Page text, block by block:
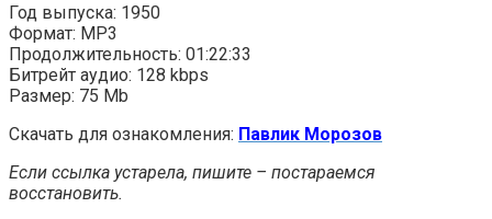
Год выпуска: 1950
Формат: MP3
Продолжительность: 01:22:33
Битрейт аудио: 128 kbps
Размер: 75 Mb
Скачать для ознакомления: Павлик Морозов
Если ссылка устарела, пишите – постараемся
восстановить.